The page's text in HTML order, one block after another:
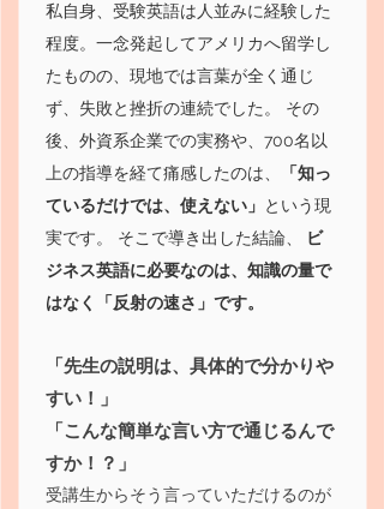
私自身、受験英語は人並みに経験した
程度。一念発起してアメリカへ留学し
たものの、現地では言葉が全く通じ
ず、失敗と挫折の連続でした。 その
後、外資系企業での実務や、700名以
上の指導を経て痛感したのは、
「知っ
ているだけでは、使えない」 という現
実です。 そこで導き出した結論、
ビ
ジネス英語に必要なのは、知識の量で
はなく「反射の速さ」です。
「先生の説明は、具体的で分かりや
すい！」
「こんな簡単な言い方で通じるんで
すか！？」
受講生からそう言っていただけるのが